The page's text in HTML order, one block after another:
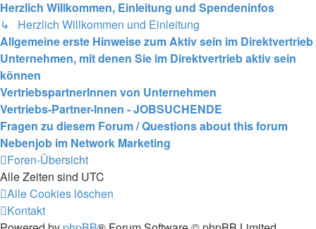
Herzlich Willkommen, Einleitung und Spendeninfos
↳ Herzlich Willkommen und Einleitung
Allgemeine erste Hinweise zum Aktiv sein im Direktvertrieb
Unternehmen, mit denen Sie im Direktvertrieb aktiv sein
können
VertriebspartnerInnen von Unternehmen
Vertriebs-Partner-Innen - JOBSUCHENDE
Fragen zu diesem Forum / Questions about this forum
Nebenjob im Network Marketing
Foren-Übersicht
Alle Zeiten sind UTC
Alle Cookies löschen
Kontakt